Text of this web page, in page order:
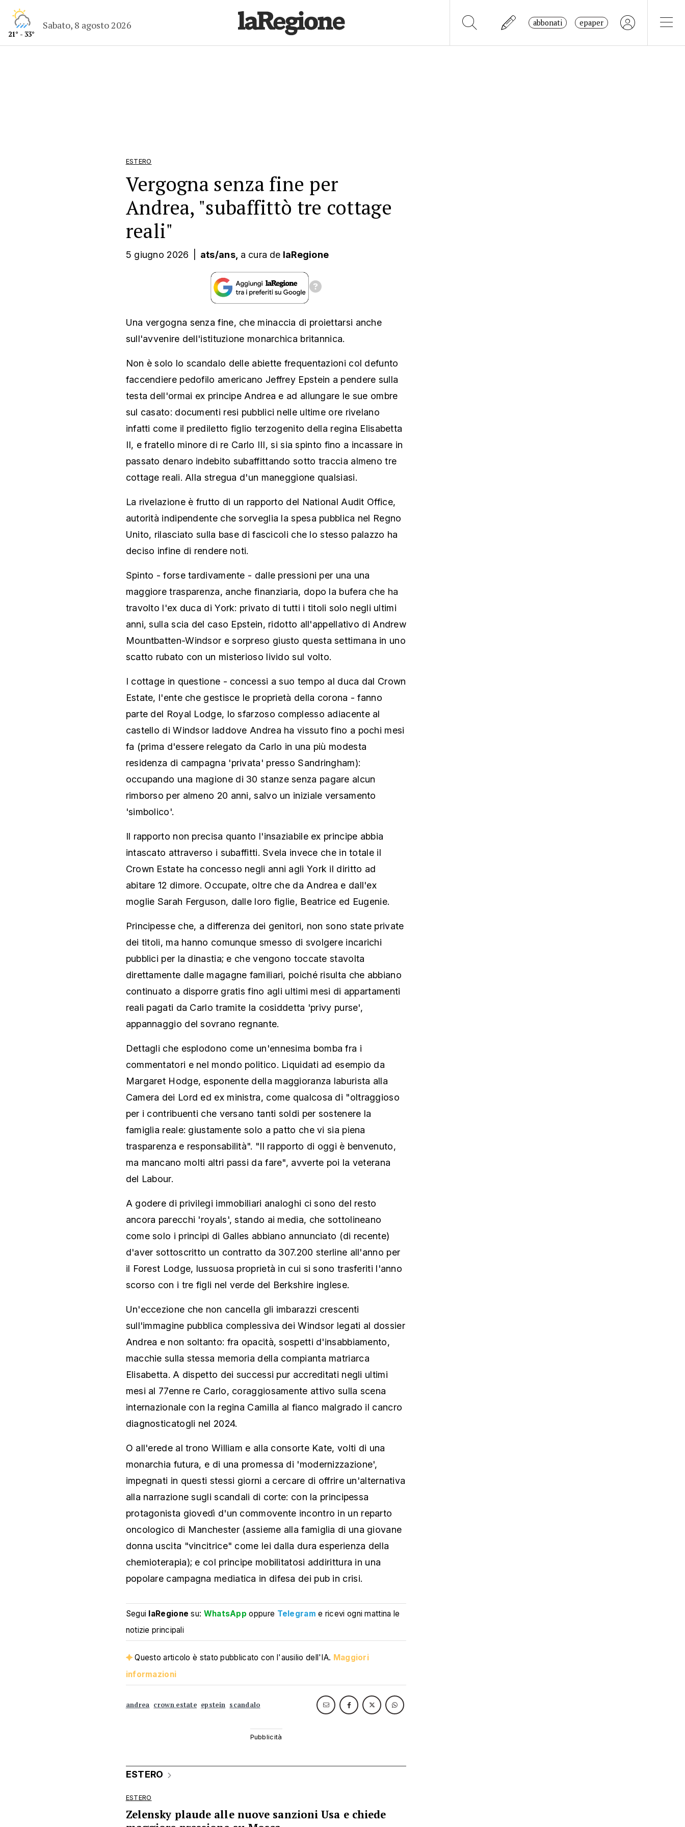
21° - 33°
Sabato, 8 agosto 2026 abbonati epaper
ESTERO
Vergogna senza fine per
Andrea, "subaffittò tre cottage
reali"
5 giugno 2026 ats/ans, a cura de laRegione
Una vergogna senza fine, che minaccia di proiettarsi anche
sull'avvenire dell'istituzione monarchica britannica.
Non è solo lo scandalo delle abiette frequentazioni col defunto
faccendiere pedofilo americano Jeffrey Epstein a pendere sulla
testa dell'ormai ex principe Andrea e ad allungare le sue ombre
sul casato: documenti resi pubblici nelle ultime ore rivelano
infatti come il prediletto figlio terzogenito della regina Elisabetta
II, e fratello minore di re Carlo III, si sia spinto fino a incassare in
passato denaro indebito subaffittando sotto traccia almeno tre
cottage reali. Alla stregua d'un maneggione qualsiasi.
La rivelazione è frutto di un rapporto del National Audit Office,
autorità indipendente che sorveglia la spesa pubblica nel Regno
Unito, rilasciato sulla base di fascicoli che lo stesso palazzo ha
deciso infine di rendere noti.
Spinto - forse tardivamente - dalle pressioni per una una
maggiore trasparenza, anche finanziaria, dopo la bufera che ha
travolto l'ex duca di York: privato di tutti i titoli solo negli ultimi
anni, sulla scia del caso Epstein, ridotto all'appellativo di Andrew
Mountbatten-Windsor e sorpreso giusto questa settimana in uno
scatto rubato con un misterioso livido sul volto.
I cottage in questione - concessi a suo tempo al duca dal Crown
Estate, l'ente che gestisce le proprietà della corona - fanno
parte del Royal Lodge, lo sfarzoso complesso adiacente al
castello di Windsor laddove Andrea ha vissuto fino a pochi mesi
fa (prima d'essere relegato da Carlo in una più modesta
residenza di campagna 'privata' presso Sandringham):
occupando una magione di 30 stanze senza pagare alcun
rimborso per almeno 20 anni, salvo un iniziale versamento
'simbolico'.
Il rapporto non precisa quanto l'insaziabile ex principe abbia
intascato attraverso i subaffitti. Svela invece che in totale il
Crown Estate ha concesso negli anni agli York il diritto ad
abitare 12 dimore. Occupate, oltre che da Andrea e dall'ex
moglie Sarah Ferguson, dalle loro figlie, Beatrice ed Eugenie.
Principesse che, a differenza dei genitori, non sono state private
dei titoli, ma hanno comunque smesso di svolgere incarichi
pubblici per la dinastia; e che vengono toccate stavolta
direttamente dalle magagne familiari, poiché risulta che abbiano
continuato a disporre gratis fino agli ultimi mesi di appartamenti
reali pagati da Carlo tramite la cosiddetta 'privy purse',
appannaggio del sovrano regnante.
Dettagli che esplodono come un'ennesima bomba fra i
commentatori e nel mondo politico. Liquidati ad esempio da
Margaret Hodge, esponente della maggioranza laburista alla
Camera dei Lord ed ex ministra, come qualcosa di "oltraggioso
per i contribuenti che versano tanti soldi per sostenere la
famiglia reale: giustamente solo a patto che vi sia piena
trasparenza e responsabilità". "Il rapporto di oggi è benvenuto,
ma mancano molti altri passi da fare", avverte poi la veterana
del Labour.
A godere di privilegi immobiliari analoghi ci sono del resto
ancora parecchi 'royals', stando ai media, che sottolineano
come solo i principi di Galles abbiano annunciato (di recente)
d'aver sottoscritto un contratto da 307.200 sterline all'anno per
il Forest Lodge, lussuosa proprietà in cui si sono trasferiti l'anno
scorso con i tre figli nel verde del Berkshire inglese.
Un'eccezione che non cancella gli imbarazzi crescenti
sull'immagine pubblica complessiva dei Windsor legati al dossier
Andrea e non soltanto: fra opacità, sospetti d'insabbiamento,
macchie sulla stessa memoria della compianta matriarca
Elisabetta. A dispetto dei successi pur accreditati negli ultimi
mesi al 77enne re Carlo, coraggiosamente attivo sulla scena
internazionale con la regina Camilla al fianco malgrado il cancro
diagnosticatogli nel 2024.
O all'erede al trono William e alla consorte Kate, volti di una
monarchia futura, e di una promessa di 'modernizzazione',
impegnati in questi stessi giorni a cercare di offrire un'alternativa
alla narrazione sugli scandali di corte: con la principessa
protagonista giovedì d'un commovente incontro in un reparto
oncologico di Manchester (assieme alla famiglia di una giovane
donna uscita "vincitrice" come lei dalla dura esperienza della
chemioterapia); e col principe mobilitatosi addirittura in una
popolare campagna mediatica in difesa dei pub in crisi.
Segui laRegione su: WhatsApp oppure Telegram e ricevi ogni mattina le
notizie principali
Questo articolo è stato pubblicato con l'ausilio dell'IA. Maggiori
informazioni
andrea crown estate epstein scandalo
ESTERO
ESTERO
Zelensky plaude alle nuove sanzioni Usa e chiede